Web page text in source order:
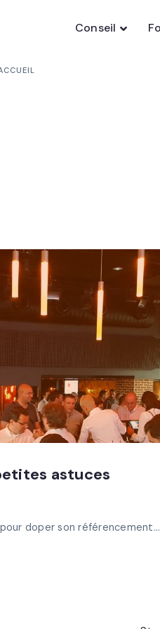
Conseil
astuces
doper son référencement...